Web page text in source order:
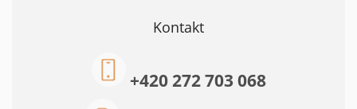
Kontakt
+420 272 703 068